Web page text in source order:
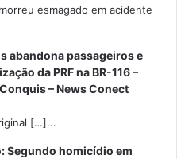
esmagado em acidente
abandona passageiros e
da PRF na BR-116 –
– News Conect
[…]...
Segundo homicídio em